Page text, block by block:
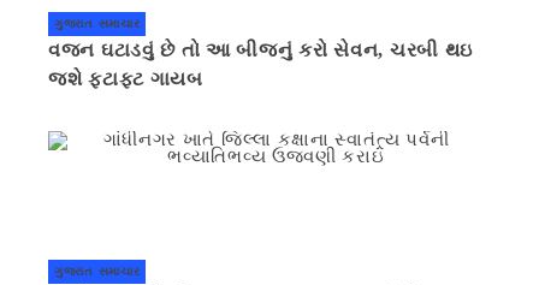
ગુજરાત સમાચાર
વજન ઘટાડવું છે તો આ બીજનું કરો સેવન, ચરબી થઇ
જશે ફટાફટ ગાયબ
ગુજરાત સમાચાર